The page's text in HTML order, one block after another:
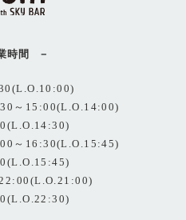
時間
～15:00(L.O.14:00)
～16:30(L.O.15:45)